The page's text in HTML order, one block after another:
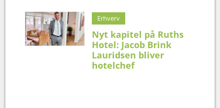
Erhverv
Nyt kapitel på Ruths
Hotel: Jacob Brink
Lauridsen bliver
hotelchef